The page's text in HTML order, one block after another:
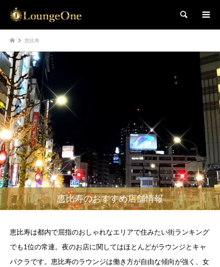
検索
恵比寿
恵比寿のおすすめ店舗情報
恵比寿は都内で屈指のおしゃれなエリアで住みたい街ランキング
でも1位の常連。夜のお店に関してはほとんどがラウンジとキャ
バクラです。恵比寿のラウンジは働き方が自由な傾向が強く、女